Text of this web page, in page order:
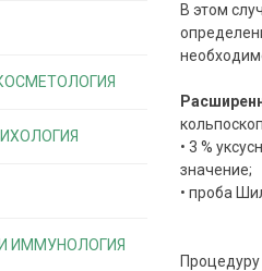
ИММУНОЛОГИЯ
В этом
• 3 %
значение;
• проба